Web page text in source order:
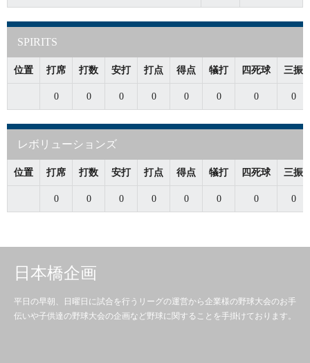
SPIRITS
位置 打席 打数 安打 打点 得点 犠打 四死球 三振
0 0 0 0 0 0 0 0
レボリューションズ
位置 打席 打数 安打 打点 得点 犠打 四死球 三振
0 0 0 0 0 0 0 0
日本橋企画
平日の早朝、日曜日に試合を行うリーグの運営から企業様の野球大会のお手
伝いや子供達の野球大会の企画など野球に関することを手掛けております。